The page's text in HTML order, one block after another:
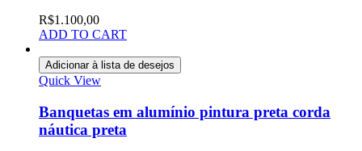
R$1.100,00
ADD TO CART
Adicionar à lista de desejos
Quick View
Banquetas em alumínio pintura preta corda
náutica preta